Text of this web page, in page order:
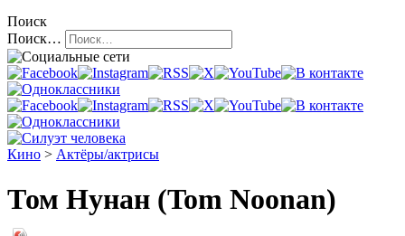
Поиск
Поиск…
Кино > Актёры/актрисы
Том Нунан (Tom Noonan)